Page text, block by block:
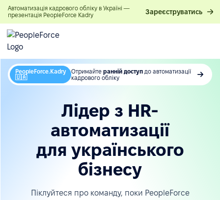
Автоматизація кадрового обліку в Україні —
презентація PeopleForce Kadry
Зареєструватись
PeopleForce.Kadry
🇺🇦
Отримайте ранній доступ до автоматизації
кадрового обліку
Лідер з HR-
автоматизації
для українського
бізнесу
Піклуйтеся про команду, поки PeopleForce